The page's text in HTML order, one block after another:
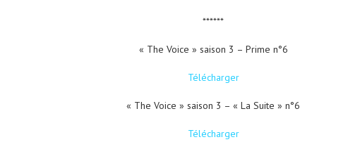
******
« The Voice » saison 3 – Prime n°6
Télécharger
« The Voice » saison 3 – « La Suite » n°6
Télécharger